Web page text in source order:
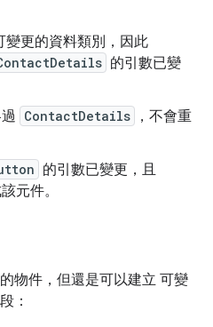
變更的資料類別，因此
的引數已變
ContactDetails
，不會重
的引數已變更，且
元件。
物件，但還是可以建立 可變
：